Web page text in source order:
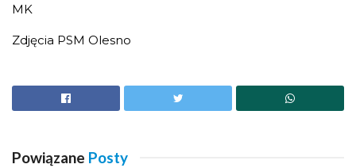
MK
Zdjęcia PSM Olesno
Powiązane Posty